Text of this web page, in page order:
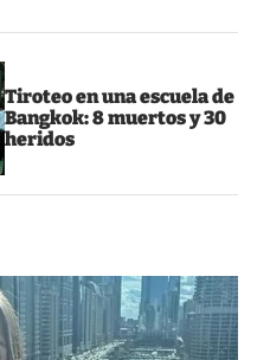
Tiroteo en una escuela de
Bangkok: 8 muertos y 30
heridos